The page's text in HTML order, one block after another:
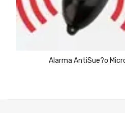
Alarma AntiSue?o